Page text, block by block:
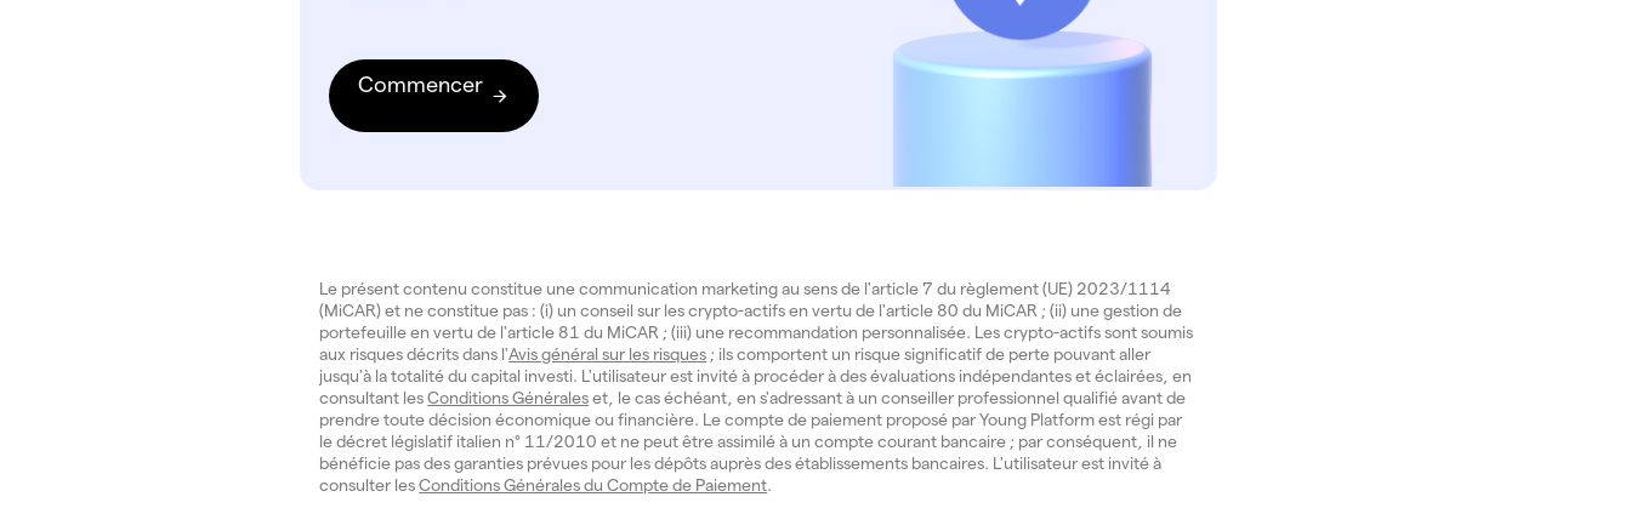
Commencer
Le présent contenu constitue une communication marketing au sens de l'article 7 du règlement (UE) 2023/1114
(MiCAR) et ne constitue pas : (i) un conseil sur les crypto-actifs en vertu de l'article 80 du MiCAR ; (ii) une gestion de
portefeuille en vertu de l'article 81 du MiCAR ; (iii) une recommandation personnalisée. Les crypto-actifs sont soumis
aux risques décrits dans l'Avis général sur les risques ; ils comportent un risque significatif de perte pouvant aller
jusqu'à la totalité du capital investi. L'utilisateur est invité à procéder à des évaluations indépendantes et éclairées, en
consultant lesConditions Généraleset, le cas échéant, en s'adressant à un conseiller professionnel qualifié avant de
prendre toute décision économique ou financière. Le compte de paiement proposé par Young Platform est régi par
le décret législatif italien n° 11/2010 et ne peut être assimilé à un compte courant bancaire ; par conséquent, il ne
bénéficie pas des garanties prévues pour les dépôts auprès des établissements bancaires. L'utilisateur est invité à
consulter lesConditions Générales du Compte de Paiement.